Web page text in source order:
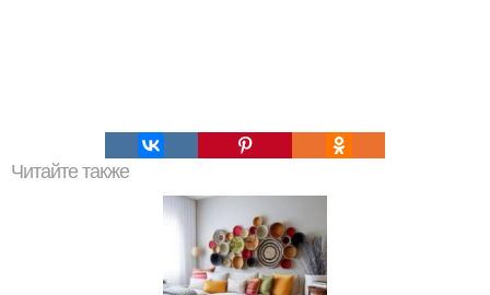
Читайте также